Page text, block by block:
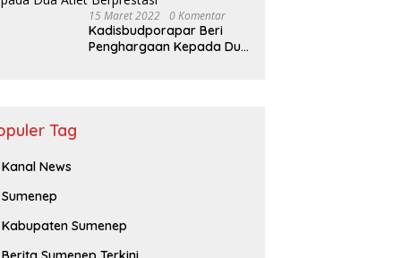
15 Maret 2022 0 Komentar
Kadisbudporapar Beri
Penghargaan Kepada Dua
Tag
Kanal News
Sumenep
Kabupaten Sumenep